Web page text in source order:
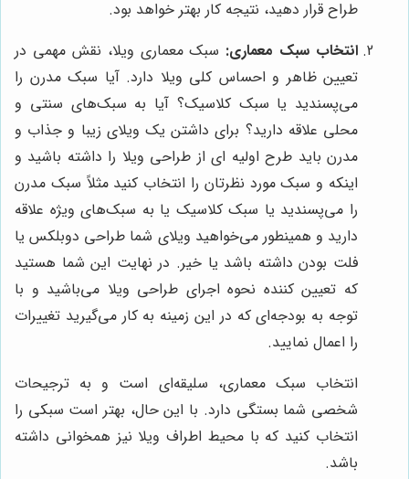
طراح قرار دهید، نتیجه کار بهتر خواهد بود.
انتخاب سبک معماری: سبک معماری ویلا، نقش مهمی در
تعیین ظاهر و احساس کلی ویلا دارد. آیا سبک مدرن را
می‌پسندید یا سبک کلاسیک؟ آیا به سبک‌های سنتی و
محلی علاقه دارید؟ برای داشتن یک ویلای زیبا و جذاب و
مدرن باید طرح اولیه ای از طراحی ویلا را داشته باشید و
اینکه و سبک مورد نظرتان را انتخاب کنید مثلاً سبک مدرن
را می‌پسندید یا سبک کلاسیک یا به سبک‌های ویژه علاقه
دارید و همینطور می‌خواهید ویلای شما طراحی دوبلکس یا
فلت بودن داشته باشد یا خیر. در نهایت این شما هستید
که تعیین کننده نحوه اجرای طراحی ویلا می‌باشید و با
توجه به بودجه‌ای که در این زمینه به کار می‌گیرید تغییرات
را اعمال نمایید.
انتخاب سبک معماری، سلیقه‌ای است و به ترجیحات
شخصی شما بستگی دارد. با این حال، بهتر است سبکی را
انتخاب کنید که با محیط اطراف ویلا نیز همخوانی داشته
باشد.